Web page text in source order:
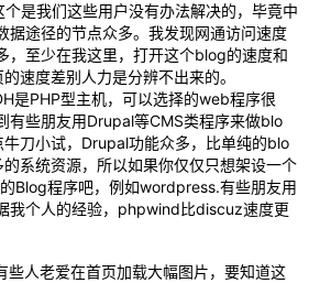
个是我们这些用户没有办法解决的，毕竟中
据途径的节点众多。我发现网通访问速度
，至少在我这里，打开这个blog的速度和
速度差别人力是分辨不出来的。
是PHP型主机，可以选择的web程序很
有些朋友用Drupal等CMS类程序来做blo
刀小试，Drupal功能众多，比单纯的blo
系统资源，所以如果你仅仅只想架设一个
Blog程序吧，例如wordpress.有些朋友用
我个人的经验，phpwind比discuz速度更
些人老爱在首页加载大幅图片，要知道这